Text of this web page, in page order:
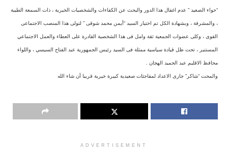
“حواء الصعيد ” عدم اغفال هذا الدور والبحث عن الكفاءات والشخصيات الخيرية ، ذات السمعة الطيبة
، والمشرفة ، وبشهادة الكل تم اختيار السيد “أيمن محمد شوقى ” لتولى هذا المنصب الاجتماعى
القوى ، وكلى عضوات الجمعية ثقة وامل فى هذا الشخصية القادرة على العطاء والعمل الاجتماعي
المستنير ، تحت ظل قيادة سياسية ممثلة فى السيد رئيس الجمهورية عبد الفتاح السيسي ، واللواء
محافظ الاقليم عبد الحميد الهجان .
والمحت “شاكر” جارى الاعداد لمفاجئات صعيدية كبيرة خيرية قريبا أن شاء الله
ADVERTISEMENT